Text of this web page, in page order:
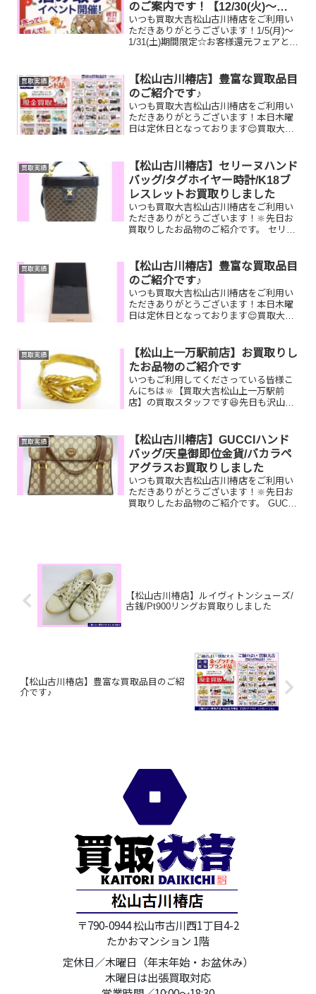
のご案内です！【12/30(火)～
1/4(日)休業です】
いつも買取大吉松山古川椿店をご利用い
ただきありがとうございます！1/5(月)～
1/31(土)期間限定☆お客様還元フェアとし
のお客様限定でご参加いただけます😌(金
券...
買取実績
【松山古川椿店】豊富な買取品目
のご紹介です♪
いつも買取大吉松山古川椿店をご利用い
ただきありがとうございます！本日木曜
日は定休日となっております😌買取大吉
ー、時計etc.はもちろん、他店で断られ
たものや、片手でお持ちい...
買取実績
【松山古川椿店】セリーヌハンド
バッグ/タグホイヤー時計/K18ブ
レスレットお買取りしました
いつも買取大吉松山古川椿店をご利用い
ただきありがとうございます！🔆先日お
買取りしたお品物のご紹介です。 セリー
ざいませんか？ぜひ買取大吉松山古川椿
店にお査定させて...
買取実績
【松山古川椿店】豊富な買取品目
のご紹介です♪
いつも買取大吉松山古川椿店をご利用い
ただきありがとうございます！本日木曜
日は定休日となっております😌買取大吉
ー、時計etc.はもちろん、他店で断られ
たものや、片手でお持ちい...
買取実績
【松山上一万駅前店】お買取りし
たお品物のご紹介です
いつもご利用してくださっている皆様こ
んにちは🔆【買取大吉松山上一万駅前
店】の買取スタッフです😆先日も沢山の
ング ルイヴィトン トロカデ
ロ30 切手シート...
買取実績
【松山古川椿店】GUCCIハンド
バッグ/天皇御即位金貨/バカラペ
アグラスお買取りしました
いつも買取大吉松山古川椿店をご利用い
ただきありがとうございます！🔆先日お
買取りしたお品物のご紹介です。 GUCCI
【松山古川椿店】ルイヴィトンシューズ/
古銭/Pt900リングお買取りしました
【松山古川椿店】豊富な買取品目のご紹
介です♪
〒790-0944 松山市古川西1丁目4-2
たかおマンション 1階
定休日／木曜日（年末年始・お盆休み）
木曜日は出張買取対応